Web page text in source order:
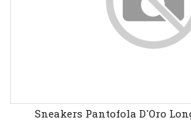
Sneakers Pantofola D'Oro